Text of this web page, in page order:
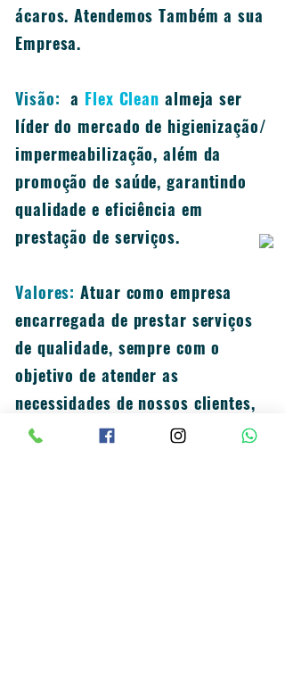
ácaros. Atendemos Também a sua
Empresa.
Visão: a Flex Clean almeja ser
líder do mercado de higienização/
impermeabilização, além da
promoção de saúde, garantindo
qualidade e eficiência em
prestação de serviços.
Valores: Atuar como empresa
encarregada de prestar serviços
de qualidade, sempre com o
objetivo de atender as
necessidades de nossos clientes,
com base na confiança, respeito,